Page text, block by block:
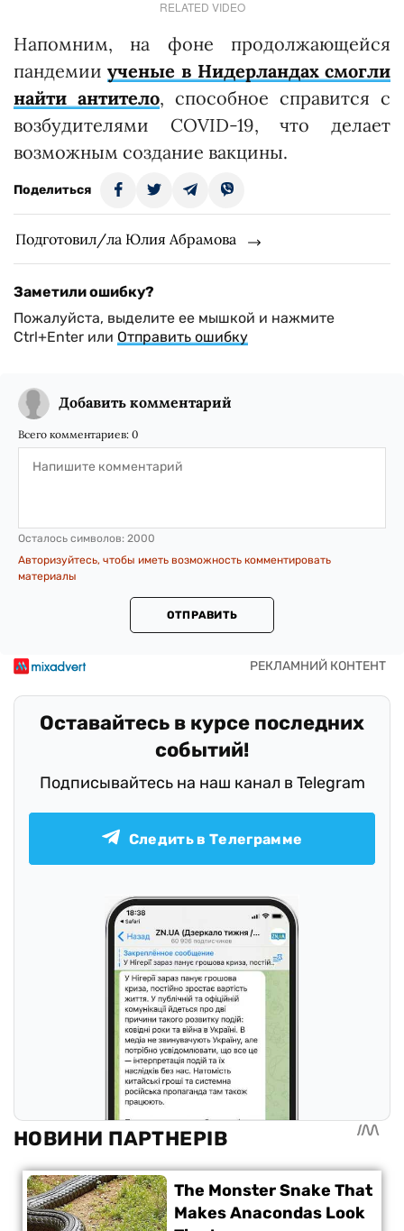
RELATED VIDEO
Напомним, на фоне продолжающейся
пандемииученые в Нидерландах смогли
найти антитело, способное справится с
возбудителями COVID-19, что делает
возможным создание вакцины.
Поделиться
Подготовил/ла Юлия Абрамова
Заметили ошибку?
Пожалуйста, выделите ее мышкой и нажмите
Ctrl+Enter или Отправить ошибку
Добавить комментарий
Всего комментариев: 0
Осталось символов: 2000
Авторизуйтесь, чтобы иметь возможность комментировать
материалы
ОТПРАВИТЬ
Оставайтесь в курсе последних
событий!
Подписывайтесь на наш канал в Telegram
Следить в Телеграмме